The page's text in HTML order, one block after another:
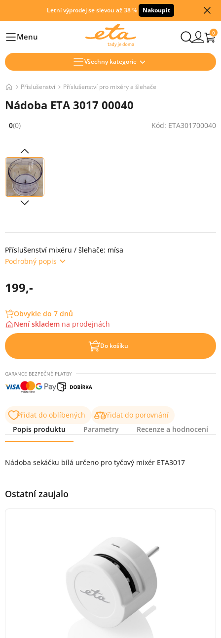
Letní výprodej se slevou až 38 % Nakoupit
HlavníMenu 0
Všechny kategorie
Příslušenství Příslušenství pro mixéry a šlehače
Nádoba ETA 3017 00040
Hodnocení: 0 z 5 (0 recenzí)
0(0) Kód: ETA301700040
Příslušenství mixéru / šlehače: mísa
Podrobný popis
199,-
Obvykle do 7 dnů
Není skladem na prodejnách
Do košíku
GARANCE BEZPEČNÉ PLATBY
Přidat do oblíbených
Přidat do porovnání
Popis produktu
Parametry Recenze a hodnocení
Nádoba sekáčku bílá určeno pro tyčový mixér ETA3017
Ostatní zaujalo